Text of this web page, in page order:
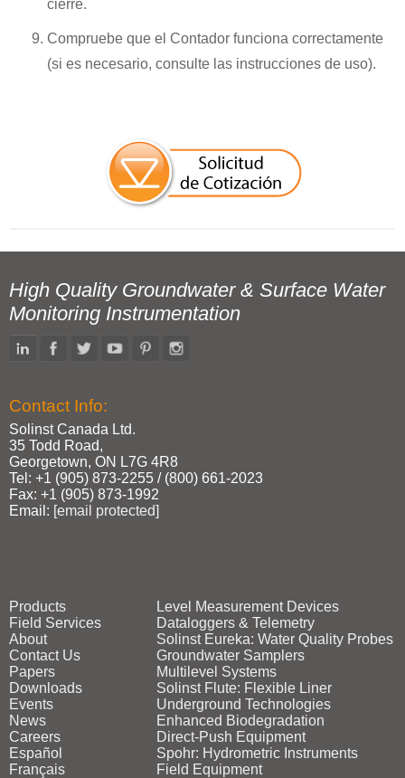
cierre.
Compruebe que el Contador funciona correctamente
(si es necesario, consulte las instrucciones de uso).
High Quality Groundwater & Surface Water
Monitoring Instrumentation
Contact Info:
Solinst Canada Ltd.
35 Todd Road,
Georgetown, ON L7G 4R8
Tel: +1 (905) 873‑2255 / (800) 661‑2023
Fax: +1 (905) 873‑1992
Email: [email protected]
Products
Field Services
About
Contact Us
Papers
Downloads
Events
News
Careers
Español
Français
Level Measurement Devices
Dataloggers & Telemetry
Solinst Eureka: Water Quality Probes
Groundwater Samplers
Multilevel Systems
Solinst Flute: Flexible Liner
Underground Technologies
Enhanced Biodegradation
Direct‑Push Equipment
Spohr: Hydrometric Instruments
Field Equipment